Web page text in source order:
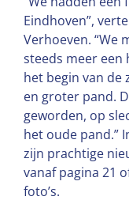
Eindhoven”,
Verhoeven. “We
steeds meer een
het begin van de
en groter pand.
geworden, op
het oude pand.”
zijn prachtige
vanaf pagina 21
foto’s.